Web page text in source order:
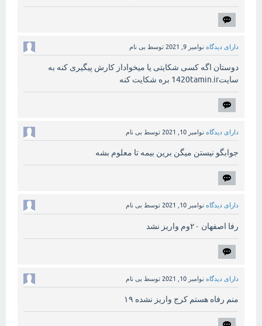
دارای دیدگاه نوامبر 9, 2021 توسط بی نام
دوستان اگه کسی شکایتی یا میخواداز کارش پیگیری کنه به
سایت1420tamin.ir بره شکایت کنه
دارای دیدگاه نوامبر 10, 2021 توسط بی نام
جوابگو نیستن میگن برین بیمه تا معلوم بشه
دارای دیدگاه نوامبر 10, 2021 توسط بی نام
رفا اصفهان ۲۰وم واریز نشد
دارای دیدگاه نوامبر 10, 2021 توسط بی نام
منم رفاه هستم کرج واریز نشده ۱۹